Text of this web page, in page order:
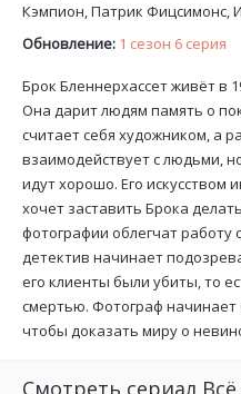
Кэмпион, Патрик Фицсимонс,
Обновление: 1 сезон 6 серия
Брок Бленнерхассет живёт в
Она дарит людям память о
считает себя художником, а
взаимодействует с людьми,
идут хорошо. Его искусством
хочет заставить Брока
фотографии облегчат
детектив начинает
его клиенты были убиты, то
смертью. Фотограф начинает
чтобы доказать миру о
Смотреть сериал